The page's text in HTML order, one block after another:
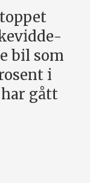
bil som
i
gått